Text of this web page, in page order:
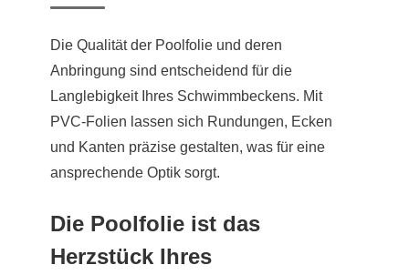
Die Qualität der Poolfolie und deren
Anbringung sind entscheidend für die
Langlebigkeit Ihres Schwimmbeckens. Mit
PVC-Folien lassen sich Rundungen, Ecken
und Kanten präzise gestalten, was für eine
ansprechende Optik sorgt.
Die Poolfolie ist das
Herzstück Ihres